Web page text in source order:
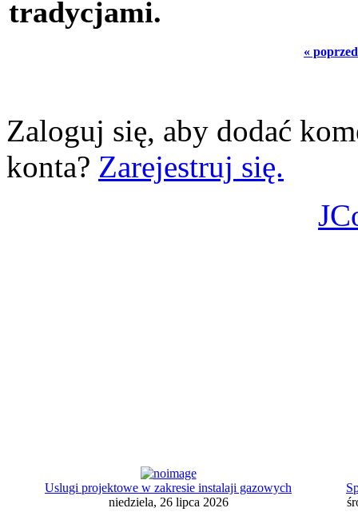
tradycjami.
«
Zaloguj się, aby dodać
konta? Zarejestruj się.
Uslugi projektowe w zakresie instalaji gazowych
niedziela, 26 lipca 2026